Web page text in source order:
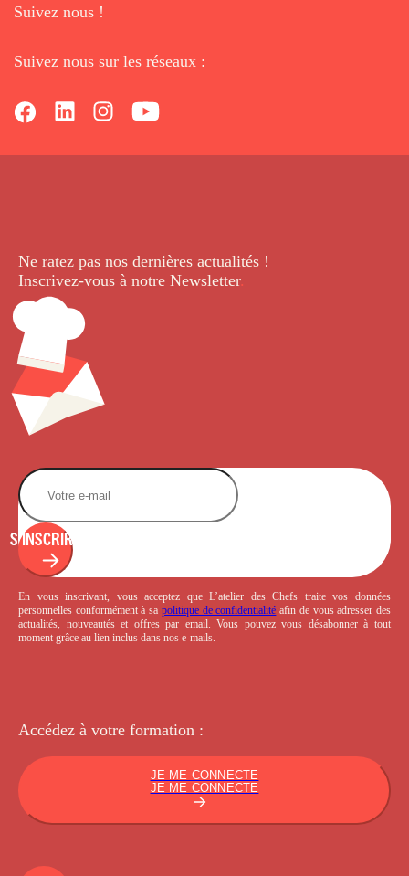
Suivez nous !
Suivez nous sur les réseaux :
Ne ratez pas nos dernières actualités !
Inscrivez-vous à notre Newsletter.
S'INSCRIRE
En vous inscrivant, vous acceptez que L’atelier des Chefs traite vos données
personnelles conformément à sa politique de confidentialité afin de vous adresser des
actualités, nouveautés et offres par email. Vous pouvez vous désabonner à tout
moment grâce au lien inclus dans nos e-mails.
Accédez à votre formation :
JE ME CONNECTE
JE ME CONNECTE